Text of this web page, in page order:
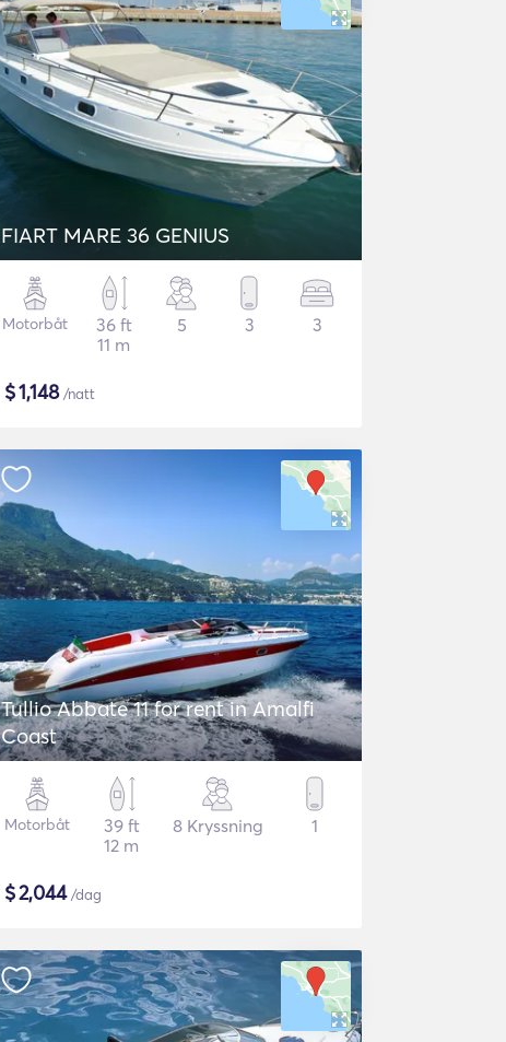
FIART MARE 36 GENIUS
Motorbåt
36 ft
11 m
5 3 3
$1,148/natt
Tullio Abbate 11 for rent in Amalfi
Coast
Motorbåt
39 ft
12 m
8 Kryssning 1
$2,044/dag